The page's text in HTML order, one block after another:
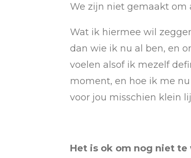
We zijn niet gemaakt om
Wat ik hiermee wil
dan wie ik nu al ben, en
voelen alsof ik mezelf
moment, en hoe ik me
voor jou misschien klein
Het is ok om nog niet